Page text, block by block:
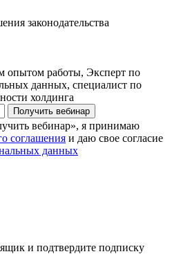
законодательства
опытом работы, Эксперт по
данных, специалист по
холдинга
Получить вебинар
вебинар», я принимаю
соглашения и даю свое согласие
данных
и подтвердите подписку